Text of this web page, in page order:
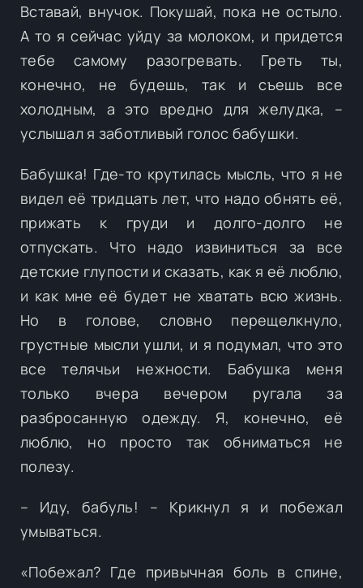
Вставай, внучок. Покушай, пока не остыло.
А то я сейчас уйду за молоком, и придется
тебе самому разогревать. Греть ты,
конечно, не будешь, так и съешь все
холодным, а это вредно для желудка, –
услышал я заботливый голос бабушки.
Бабушка! Где-то крутилась мысль, что я не
видел её тридцать лет, что надо обнять её,
прижать к груди и долго-долго не
отпускать. Что надо извиниться за все
детские глупости и сказать, как я её люблю,
и как мне её будет не хватать всю жизнь.
Но в голове, словно перещелкнуло,
грустные мысли ушли, и я подумал, что это
все телячьи нежности. Бабушка меня
только вчера вечером ругала за
разбросанную одежду. Я, конечно, её
люблю, но просто так обниматься не
полезу.
– Иду, бабуль! – Крикнул я и побежал
умываться.
«Побежал? Где привычная боль в спине,